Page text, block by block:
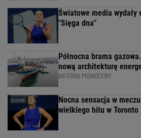
Światowe media
"Sięga dna"
Północna brama
nową architekturę
MATERIAŁ PROMOCYJNY
Nocna sensacja w
wielkiego hitu w Toronto